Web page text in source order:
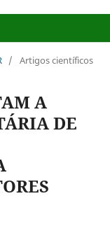
/ Artigos científicos
A
DE